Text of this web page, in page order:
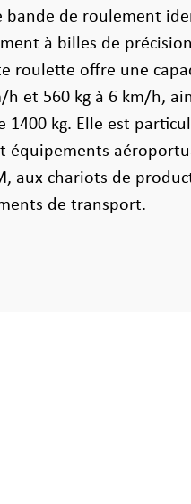
bande de roulement
à billes de
roulette offre une
h et 560 kg à 6 km/h,
1400 kg. Elle est
équipements
aux chariots de
de transport.